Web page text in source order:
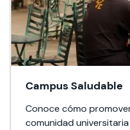
Campus Saludable
Conoce cómo
comunidad universitaria